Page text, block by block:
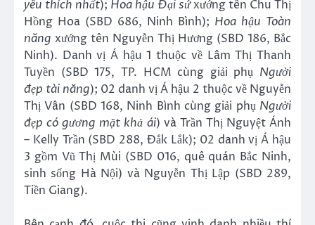
yêu thích nhất); Hoa hậu Đại sứxướng tên Chu Thị
Hồng Hoa (SBD 686, Ninh Bình); Hoa hậu Toàn
năng xướng tên Nguyễn Thị Hương (SBD 186, Bắc
Ninh). Danh vị Á hậu 1 thuộc về Lâm Thị Thanh
Tuyền (SBD 175, TP. HCM cùng giải phụ Người
đẹp tài năng); 02 danh vị Á hậu 2 thuộc về Nguyễn
Thị Vân (SBD 168, Ninh Bình cùng giải phụ Người
đẹpcó gương mặt khả ái) và Trần Thị Nguyệt Ánh
– Kelly Trần (SBD 288, Đắk Lắk); 02 danh vị Á hậu
3 gồm Vũ Thị Mùi (SBD 016, quê quán Bắc Ninh,
sinh sống Hà Nội) và Nguyễn Thị Lập (SBD 289,
Tiền Giang).